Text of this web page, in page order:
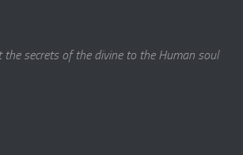
the secrets of the divine to the Human soul